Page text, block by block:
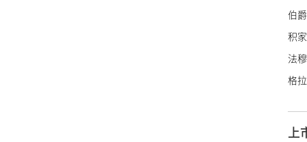
伯爵
积家
法
格
亨
上